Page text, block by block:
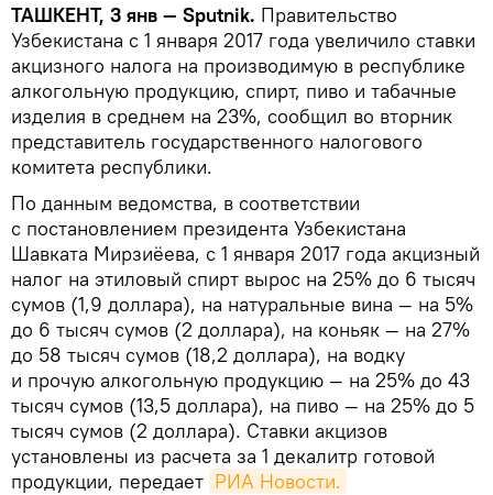
ТАШКЕНТ, 3 янв — Sputnik. Правительство
Узбекистана с 1 января 2017 года увеличило ставки
акцизного налога на производимую в республике
алкогольную продукцию, спирт, пиво и табачные
изделия в среднем на 23%, сообщил во вторник
представитель государственного налогового
комитета республики.
По данным ведомства, в соответствии
с постановлением президента Узбекистана
Шавката Мирзиёева, с 1 января 2017 года акцизный
налог на этиловый спирт вырос на 25% до 6 тысяч
сумов (1,9 доллара), на натуральные вина — на 5%
до 6 тысяч сумов (2 доллара), на коньяк — на 27%
до 58 тысяч сумов (18,2 доллара), на водку
и прочую алкогольную продукцию — на 25% до 43
тысяч сумов (13,5 доллара), на пиво — на 25% до 5
тысяч сумов (2 доллара). Ставки акцизов
установлены из расчета за 1 декалитр готовой
продукции, передает РИА Новости.